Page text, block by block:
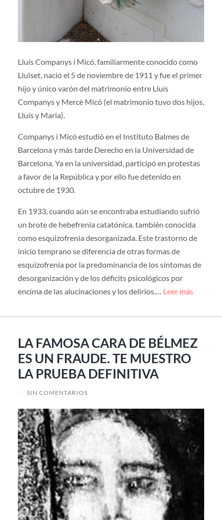
Lluís Companys i Micó, familiarmente conocido como
Lluïset, nació el 5 de noviembre de 1911 y fue el primer
hijo y único varón del matrimonio entre Lluís
Companys y Mercè Micó (el matrimonio tuvo dos hijos,
Lluís y Maria).
Companys i Micó estudió en el Instituto Balmes de
Barcelona y más tarde Derecho en la Universidad de
Barcelona. Ya en la universidad, participó en protestas
a favor de la República y por ello fue detenido en
octubre de 1930.
En 1933, cuando aún se encontraba estudiando sufrió
un brote de hebefrenia catatónica. también conocida
como esquizofrenia desorganizada. Este trastorno de
inicio temprano se diferencia de otras formas de
esquizofrenia por la predominancia de los síntomas de
desorganización y de los déficits psicológicos por
encima de las alucinaciones y los delirios.… Leer más
LA FAMOSA CARA DE BÉLMEZ
ES UN FRAUDE. TE MUESTRO
LA PRUEBA DEFINITIVA
/ SIN COMENTARIOS